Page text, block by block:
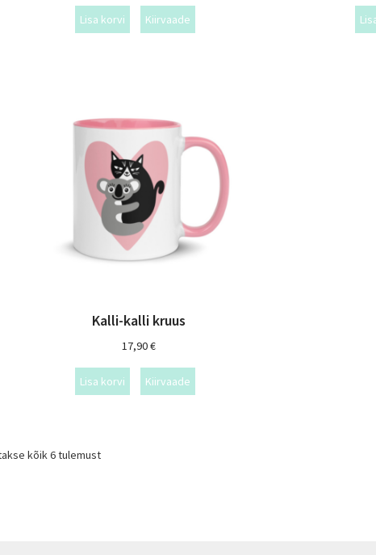
Lisa korvi Kiirvaade
Kalli-kalli kruus
17,90€
Lisa korvi Kiirvaade
kõik 6 tulemust